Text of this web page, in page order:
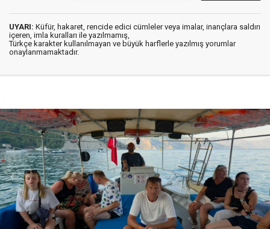
UYARI: Küfür, hakaret, rencide edici cümleler veya imalar, inançlara saldırı
içeren, imla kuralları ile yazılmamış,
Türkçe karakter kullanılmayan ve büyük harflerle yazılmış yorumlar
onaylanmamaktadır.